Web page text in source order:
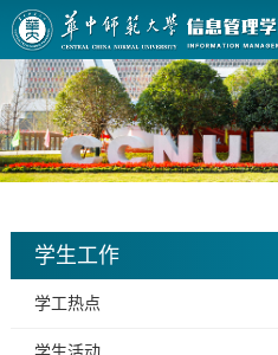
学生工作
学工热点